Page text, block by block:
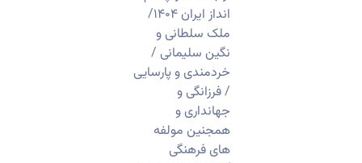
انداز ایران ۱۴۰۴/
ملک سلطانی و
نگین سلیمانی /
خردمندی و پارسایی
/ فرزانگی و
جهانداری و
همجنین مولفه
های فرهنگی